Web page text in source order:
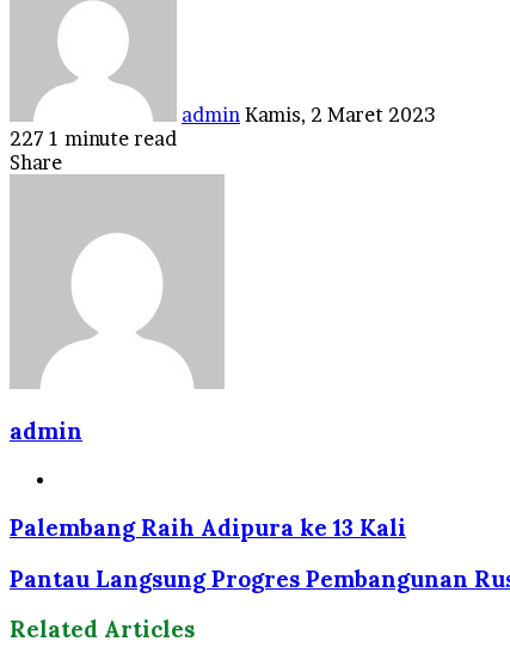
admin Kamis, 2 Maret 2023
227 1 minute read
Facebook
Twitter
LinkedIn
Tumblr
Pinterest
Reddit
VKontakte
Odnoklassniki
Pocket
Share
admin
Palembang Raih Adipura ke 13 Kali
Pantau Langsung Progres Pembangunan
Related Articles